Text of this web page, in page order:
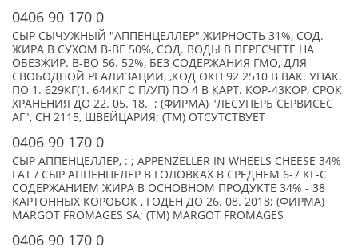
0406 90 170 0
СЫР СЫЧУЖНЫЙ "АППЕНЦЕЛЛЕР" ЖИРНОСТЬ 31%, СОД.
ЖИРА В СУХОМ В-ВЕ 50%, СОД. ВОДЫ В ПЕРЕСЧЕТЕ НА
ОБЕЗЖИР. В-ВО 56. 52%, БЕЗ СОДЕРЖАНИЯ ГМО, ДЛЯ
СВОБОДНОЙ РЕАЛИЗАЦИИ, ,КОД ОКП 92 2510 В ВАК. УПАК.
ПО 1. 629КГ(1. 644КГ С П/УП) ПО 4 В КАРТ. КОР-43КОР, СРОК
ХРАНЕНИЯ ДО 22. 05. 18. ; (ФИРМА) "ЛЕСУПЕРБ СЕРВИСЕС
АГ", CH 2115, ШВЕЙЦАРИЯ; (TM) ОТСУТСТВУЕТ
0406 90 170 0
СЫР АППЕНЦЕЛЛЕР, : ; APPENZELLER IN WHEELS CHEESE 34%
FAT / СЫР АППЕНЦЕЛЕР В ГОЛОВКАХ В СРЕДНЕМ 6-7 КГ-С
СОДЕРЖАНИЕМ ЖИРА В ОСНОВНОМ ПРОДУКТЕ 34% - 38
КАРТОННЫХ КОРОБОК , ГОДЕН ДО 26. 08. 2018; (ФИРМА)
MARGOT FROMAGES SA; (TM) MARGOT FROMAGES
0406 90 170 0